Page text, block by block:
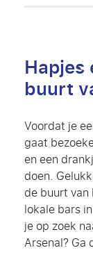
buurt
Voordat je
gaat
en een
doen.
de buurt
lokale bars
je op zoek
Arsenal? Ga